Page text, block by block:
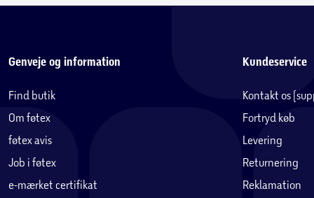
Genveje og information
Find butik
Om føtex
føtex avis
Job i føtex
e-mærket certifikat
Kundeservice
Kontakt os
Fortryd køb
Levering
Returnering
Reklamation